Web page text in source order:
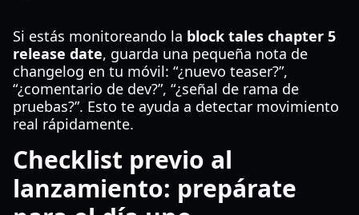
Si estás monitoreando la block tales chapter 5
release date, guarda una pequeña nota de
changelog en tu móvil: “¿nuevo teaser?”,
“¿comentario de dev?”, “¿señal de rama de
pruebas?”. Esto te ayuda a detectar movimiento
real rápidamente.
Checklist previo al
lanzamiento: prepárate